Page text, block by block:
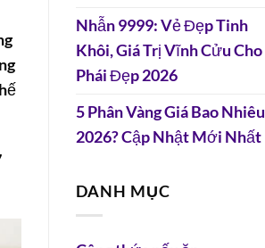
Nhẫn 9999: Vẻ Đẹp Tinh
Khôi, Giá Trị Vĩnh Cửu Cho
Phái Đẹp 2026
5 Phân Vàng Giá Bao Nhiêu
2026? Cập Nhật Mới Nhất
DANH MỤC